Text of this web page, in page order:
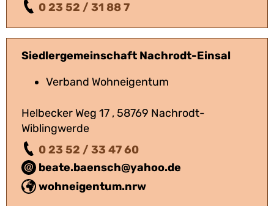
0 23 52 / 31 88 7
wohneigentum.nrw
beate.baensch@yahoo.de
Siedlergemeinschaft Nachrodt-Einsal
Helbecker Weg 17 , 58769 Nachrodt-
Wiblingwerde
0 23 52 / 33 47 60
Verband Wohneigentum